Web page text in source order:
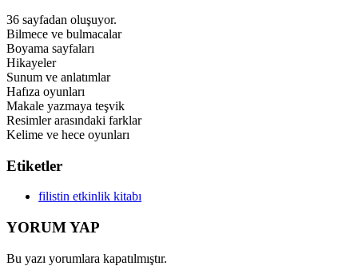
36 sayfadan oluşuyor.
Bilmece ve bulmacalar
Boyama sayfaları
Hikayeler
Sunum ve anlatımlar
Hafıza oyunları
Makale yazmaya teşvik
Resimler arasındaki farklar
Kelime ve hece oyunları
Etiketler
filistin etkinlik kitabı
YORUM YAP
Bu yazı yorumlara kapatılmıştır.